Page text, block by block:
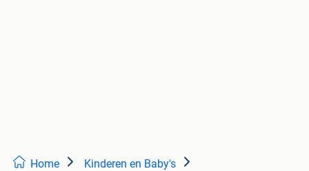
Home Kinderen en Baby's